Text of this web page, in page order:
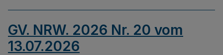
GV. NRW. 2026 Nr. 20 vom
13.07.2026